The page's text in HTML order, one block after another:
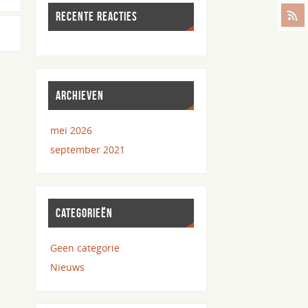
RECENTE REACTIES
ARCHIEVEN
mei 2026
september 2021
CATEGORIEËN
Geen categorie
Nieuws